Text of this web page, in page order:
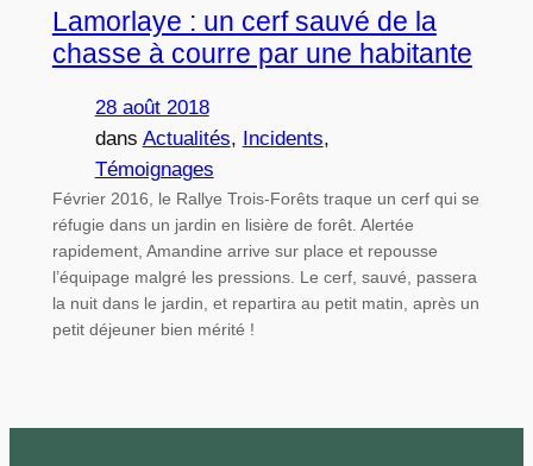
Lamorlaye : un cerf sauvé de la
chasse à courre par une habitante
28 août 2018
dans Actualités, Incidents
Témoignages
Février 2016, le Rallye Trois-Forêts traque un cerf qui se
réfugie dans un jardin en lisière de forêt. Alertée
rapidement, Amandine arrive sur place et repousse
l’équipage malgré les pressions. Le cerf, sauvé, passera
la nuit dans le jardin, et repartira au petit matin, après un
petit déjeuner bien mérité !